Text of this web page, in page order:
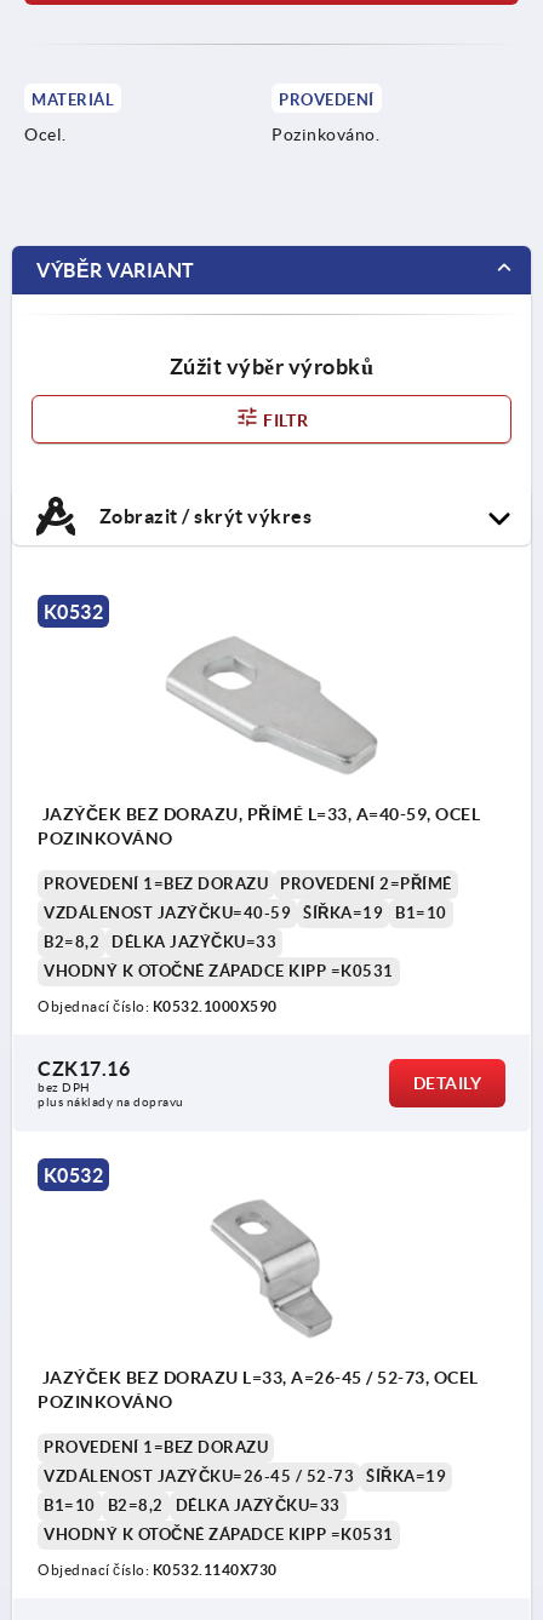
MATERIÁL
Ocel.
PROVEDENÍ
Pozinkováno.
VÝBĚR VARIANT
Zúžit výběr výrobků
FILTR
Zobrazit / skrýt výkres
K0532
JAZÝČEK BEZ DORAZU, PŘÍMÉ L=33, A=40-59, OCEL
POZINKOVÁNO
PROVEDENÍ 1=BEZ DORAZU
PROVEDENÍ 2=PŘÍMÉ
VZDÁLENOST JAZÝČKU=40-59
ŠÍŘKA=19
B1=10
B2=8,2
DÉLKA JAZÝČKU=33
VHODNÝ K OTOČNÉ ZÁPADCE KIPP =K0531
Objednací číslo: K0532.1000X590
CZK17.16
bez DPH
plus náklady na dopravu
DETAILY
K0532
JAZÝČEK BEZ DORAZU L=33, A=26-45 / 52-73, OCEL
POZINKOVÁNO
PROVEDENÍ 1=BEZ DORAZU
VZDÁLENOST JAZÝČKU=26-45 / 52-73
ŠÍŘKA=19
B1=10
B2=8,2
DÉLKA JAZÝČKU=33
VHODNÝ K OTOČNÉ ZÁPADCE KIPP =K0531
Objednací číslo: K0532.1140X730